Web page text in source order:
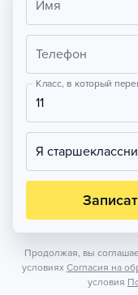
Имя
Телефон
Класс, в который
11
Я
Продолжая, вы
условиях Согласия на
условия